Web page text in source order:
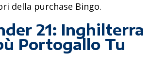
della purchase Bingo.
21: Inghilterra
Portogallo Tu